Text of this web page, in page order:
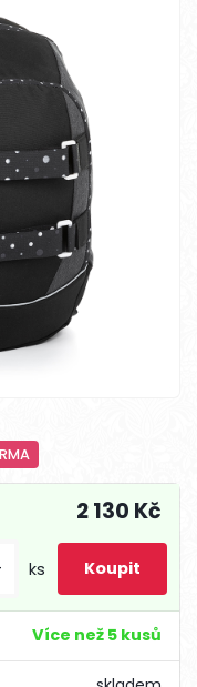
Více než 5 kusů
2 130 Kč
ks